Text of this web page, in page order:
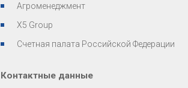
Агроменеджмент
X5 Group
Счетная палата Российской Федерации
Контактные данные